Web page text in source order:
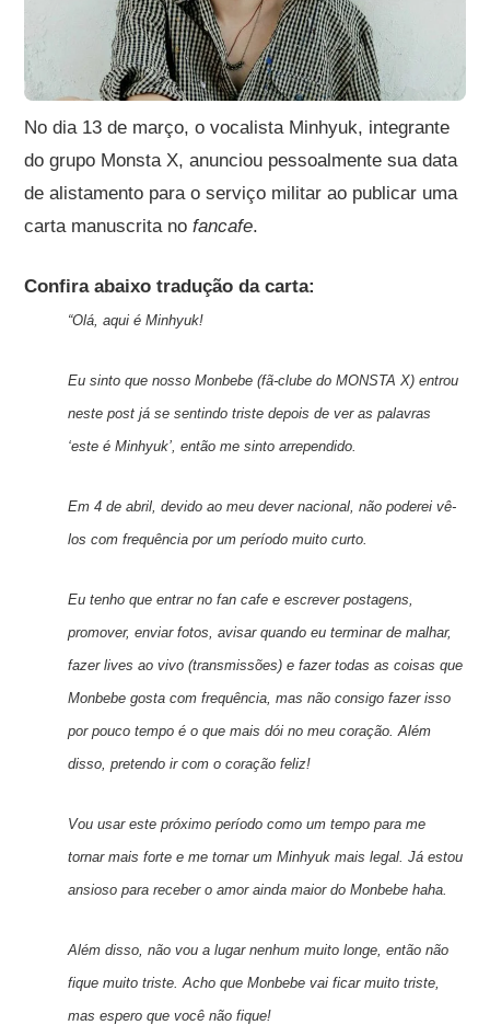
No dia 13 de março, o vocalista Minhyuk, integrante
do grupo Monsta X, anunciou pessoalmente sua data
de alistamento para o serviço militar ao publicar uma
carta manuscrita nofancafe.
Confira abaixo tradução da carta:
“Olá, aqui é Minhyuk!
Eu sinto que nosso Monbebe (fã-clube do MONSTA X) entrou
neste post já se sentindo triste depois de ver as palavras
‘este é Minhyuk’, então me sinto arrependido.
Em 4 de abril, devido ao meu dever nacional, não poderei vê-
los com frequência por um período muito curto.
Eu tenho que entrar no fan cafe e escrever postagens,
promover, enviar fotos, avisar quando eu terminar de malhar,
fazer lives ao vivo (transmissões) e fazer todas as coisas que
Monbebe gosta com frequência, mas não consigo fazer isso
por pouco tempo é o que mais dói no meu coração. Além
disso, pretendo ir com o coração feliz!
Vou usar este próximo período como um tempo para me
tornar mais forte e me tornar um Minhyuk mais legal. Já estou
ansioso para receber o amor ainda maior do Monbebe haha.
Além disso, não vou a lugar nenhum muito longe, então não
fique muito triste. Acho que Monbebe vai ficar muito triste,
mas espero que você não fique!